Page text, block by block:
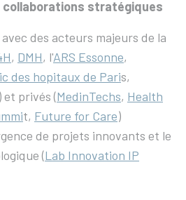
stratégiques
avec des acteurs majeurs de la
, DMH, l'ARS Essonne,
des hopitaux de Paris,
et privés (MedinTechs, Health
t, Future for Care)
de projets innovants et le
(Lab Innovation IP